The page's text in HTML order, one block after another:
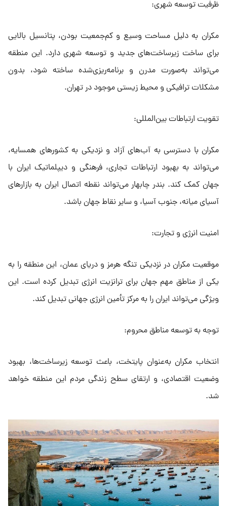
ظرفیت توسعه شهری:
مکران به دلیل مساحت وسیع و کم‌جمعیت بودن، پتانسیل بالایی
برای ساخت زیرساخت‌های جدید و توسعه شهری دارد. این منطقه
می‌تواند به‌صورت مدرن و برنامه‌ریزی‌شده ساخته شود، بدون
مشکلات ترافیکی و محیط زیستی موجود در تهران.
تقویت ارتباطات بین‌المللی:
مکران با دسترسی به آب‌های آزاد و نزدیکی به کشورهای همسایه،
می‌تواند به بهبود ارتباطات تجاری، فرهنگی و دیپلماتیک ایران با
جهان کمک کند. بندر چابهار می‌تواند نقطه اتصال ایران به بازارهای
آسیای میانه، جنوب آسیا، و سایر نقاط جهان باشد.
امنیت انرژی و تجارت:
موقعیت مکران در نزدیکی تنگه هرمز و دریای عمان، این منطقه را به
یکی از مناطق مهم جهان برای ترانزیت انرژی تبدیل کرده است. این
ویژگی می‌تواند ایران را به مرکز تأمین انرژی جهانی تبدیل کند.
توجه به توسعه مناطق محروم:
انتخاب مکران به‌عنوان پایتخت، باعث توسعه زیرساخت‌ها، بهبود
وضعیت اقتصادی، و ارتقای سطح زندگی مردم این منطقه خواهد
شد.